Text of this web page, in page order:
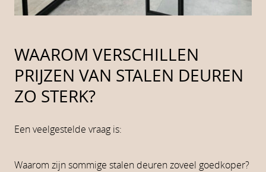
WAAROM VERSCHILLEN
PRIJZEN VAN STALEN DEUREN
ZO STERK?
Een veelgestelde vraag is:
Waarom zijn sommige stalen deuren zoveel goedkoper?